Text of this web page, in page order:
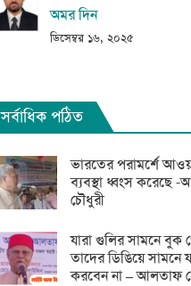
অমর দিন
ডিসেম্বর ১৬, ২০২৫
সর্বাধিক পঠিত
ভারতের পরামর্শে
ব্যবস্থা ধ্বংস করেছে
চৌধুরী
যারা গুলির সামনে বুক
তাদের ডিঙিয়ে সামনে
করবেন না – আলতাফ